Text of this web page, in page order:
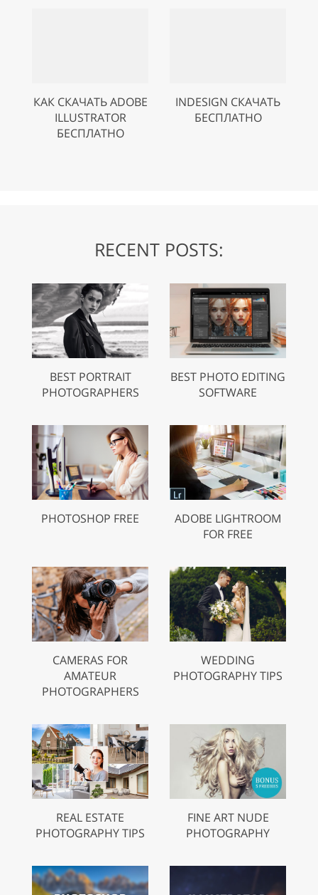
КАК СКАЧАТЬ ADOBE
ILLUSTRATOR
БЕСПЛАТНО
INDESIGN СКАЧАТЬ
БЕСПЛАТНО
RECENT POSTS:
BEST PORTRAIT
PHOTOGRAPHERS
BEST PHOTO EDITING
SOFTWARE
PHOTOSHOP FREE
ADOBE LIGHTROOM
FOR FREE
CAMERAS FOR
AMATEUR
PHOTOGRAPHERS
WEDDING
PHOTOGRAPHY TIPS
REAL ESTATE
PHOTOGRAPHY TIPS
FINE ART NUDE
PHOTOGRAPHY